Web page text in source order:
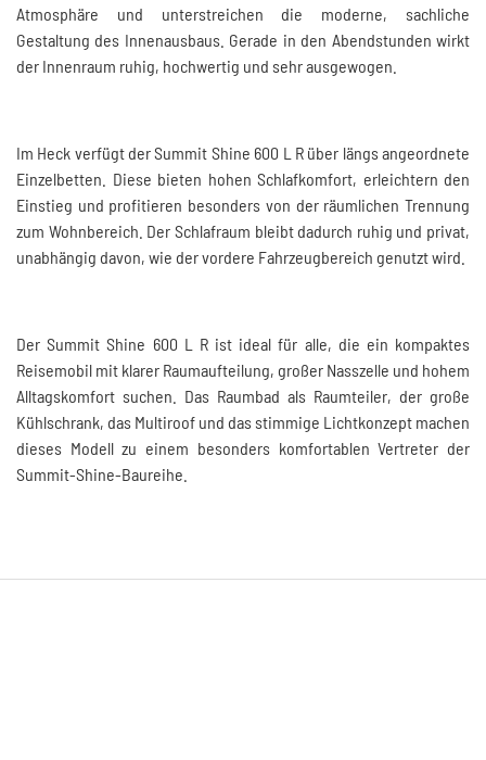
Atmosphäre und unterstreichen die moderne, sachliche
Gestaltung des Innenausbaus. Gerade in den Abendstunden wirkt
der Innenraum ruhig, hochwertig und sehr ausgewogen.
Im Heck verfügt der Summit Shine 600 L R über längs angeordnete
Einzelbetten. Diese bieten hohen Schlafkomfort, erleichtern den
Einstieg und profitieren besonders von der räumlichen Trennung
zum Wohnbereich. Der Schlafraum bleibt dadurch ruhig und privat,
unabhängig davon, wie der vordere Fahrzeugbereich genutzt wird.
Der Summit Shine 600 L R ist ideal für alle, die ein kompaktes
Reisemobil mit klarer Raumaufteilung, großer Nasszelle und hohem
Alltagskomfort suchen. Das Raumbad als Raumteiler, der große
Kühlschrank, das Multiroof und das stimmige Lichtkonzept machen
dieses Modell zu einem besonders komfortablen Vertreter der
Summit-Shine-Baureihe.